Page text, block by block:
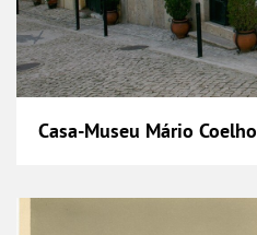
Casa-Museu Mário Coelho